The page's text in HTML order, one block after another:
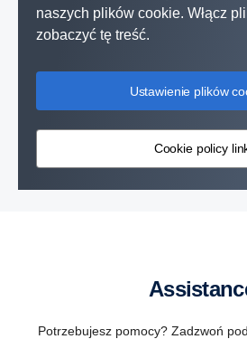
naszych plików cookie. Włącz
zobaczyć tę treść.
Ustawienie plików
Cookie policy
Potrzebujesz pomocy? Zadzwoń